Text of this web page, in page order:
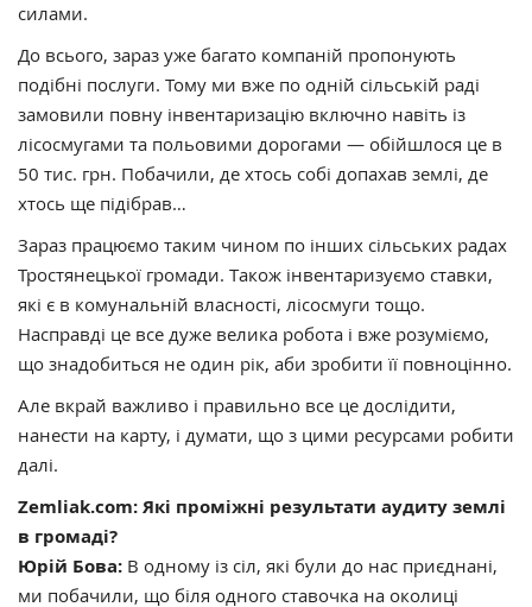
силами.
До всього, зараз уже багато компаній пропонують
подібні послуги. Тому ми вже по одній сільській раді
замовили повну інвентаризацію включно навіть із
лісосмугами та польовими дорогами — обійшлося це в
50 тис. грн. Побачили, де хтось собі допахав землі, де
хтось ще підібрав…
Зараз працюємо таким чином по інших сільських радах
Тростянецької громади. Також інвентаризуємо ставки,
які є в комунальній власності, лісосмуги тощо.
Насправді це все дуже велика робота і вже розуміємо,
що знадобиться не один рік, аби зробити її повноцінно.
Але вкрай важливо і правильно все це дослідити,
нанести на карту, і думати, що з цими ресурсами робити
далі.
Zemliak.com: Які проміжні результати аудиту землі
в громаді?
Юрій Бова: В одному із сіл, які були до нас приєднані,
ми побачили, що біля одного ставочка на околиці